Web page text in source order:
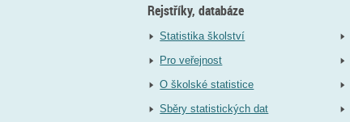
Rejstříky, databáze
Statistika školství
Pro veřejnost
O školské statistice
Sběry statistických dat